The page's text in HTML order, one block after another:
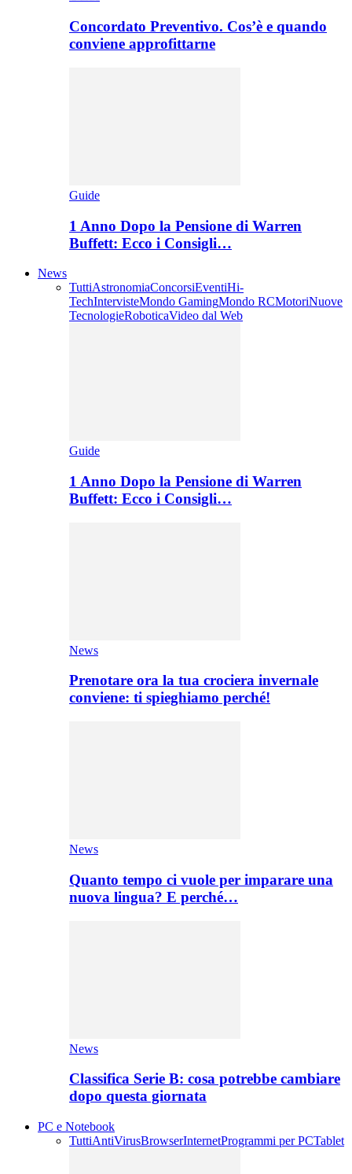
Concordato Preventivo. Cos’è e quando
conviene approfittarne
Guide
1 Anno Dopo la Pensione di Warren
Buffett: Ecco i Consigli…
News
TuttiAstronomiaConcorsiEventiHi-
TechIntervisteMondo GamingMondo RCMotoriNuove
TecnologieRoboticaVideo dal Web
Guide
1 Anno Dopo la Pensione di Warren
Buffett: Ecco i Consigli…
News
Prenotare ora la tua crociera invernale
conviene: ti spieghiamo perché!
News
Quanto tempo ci vuole per imparare una
nuova lingua? E perché…
News
Classifica Serie B: cosa potrebbe cambiare
dopo questa giornata
PC e Notebook
TuttiAntiVirusBrowserInternetProgrammi per PCTablet